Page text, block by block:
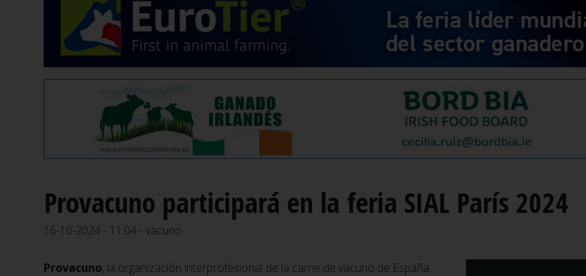
Provacuno participará en la feria SIAL París 2024
16-10-2024 - 11:04 - vacuno
Provacuno, la organización interprofesional de la carne de vacuno de España